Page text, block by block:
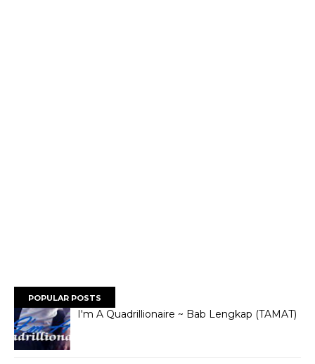
POPULAR POSTS
I'm A Quadrillionaire ~ Bab Lengkap (TAMAT)